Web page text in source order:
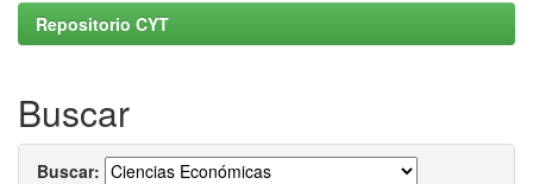
Repositorio CYT
Buscar
Buscar: